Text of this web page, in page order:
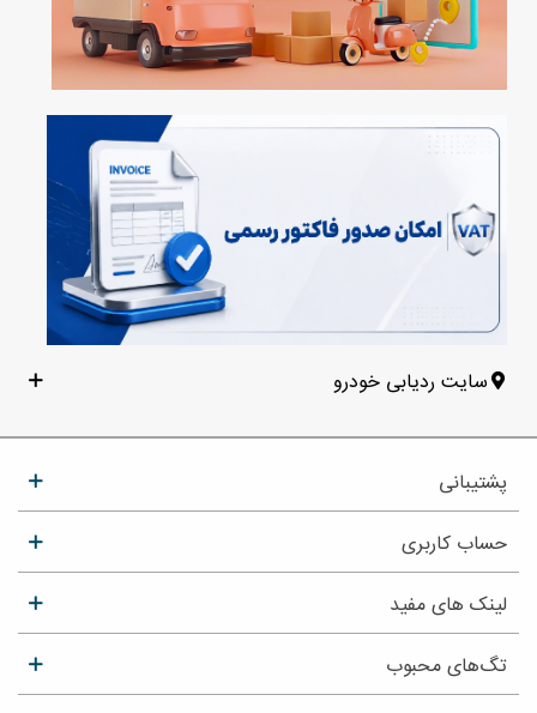
سایت ردیابی خودرو
پشتیبانی
حساب کاربری
لینک های مفید
تگ‌های محبوب